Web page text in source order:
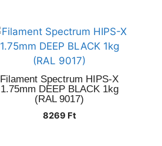
Filament Spectrum HIPS-X
1.75mm DEEP BLACK 1kg
(RAL 9017)
8269 Ft